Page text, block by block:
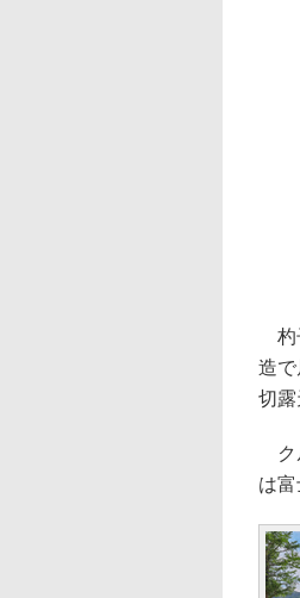
杓
造
切露
ク
は